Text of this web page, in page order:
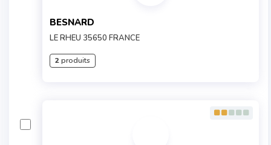
BESNARD
LE RHEU 35650 FRANCE
2produits